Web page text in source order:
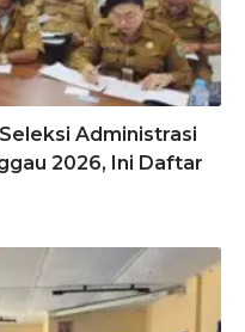
Administrasi
2026, Ini Daftar